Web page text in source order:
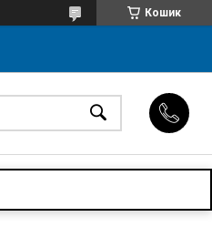
Кошик